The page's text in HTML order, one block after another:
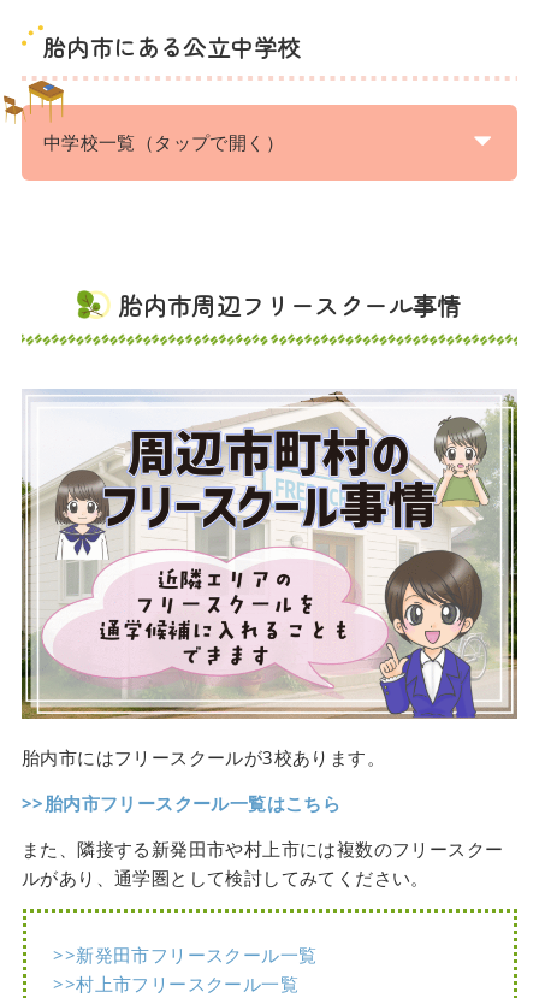
胎内市にある公立中学校
中学校一覧（タップで開く）
胎内市周辺フリースクール事情
胎内市にはフリースクールが3校あります。
>>胎内市フリースクール一覧はこちら
また、隣接する新発田市や村上市には複数のフリースクー
ルがあり、通学圏として検討してみてください。
>>新発田市フリースクール一覧
>>村上市フリースクール一覧